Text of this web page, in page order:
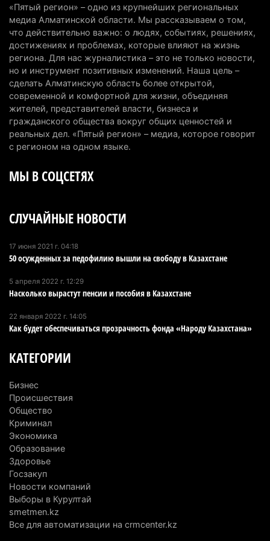
В Алматинской области второй день не могут
потушить пожар в Аксайском ущелье
4 августа 2026 г. 13:02 198
В Алматы приостановили лицензии 350
строительным компаниям
4 августа 2026 г. 12:06
В команде акима Алатау новое назначение: кто
4 августа 2026 г. 11:40
в число регионов с самым большим
4 августа 2026 г. 09:09
производствам»: партия «Әділет» представила в
Актобе план диверсификации
3 августа 2026 г. 20:46
казармы в Конаеве
Спустя 78 лет тигр вновь вернулся в дикую
природу Алматинской области
3 августа 2026 г. 16:16
Кыргызстан обогнал Казахстан по темпам роста
сельского хозяйства. Что это значит для
Алматинской области
3 августа 2026 г. 15:43
На выборах в Курултай можно будет
«Пятый регион» – одно из крупнейших региональных
медиа Алматинской области. Мы рассказываем о том,
что действительно важно: о людях, событиях, решениях,
достижениях и проблемах, которые влияют на жизнь
региона. Для нас журналистика – это не только новости,
но и инструмент позитивных изменений. Наша цель –
сделать Алматинскую область более открытой,
современной и комфортной для жизни, объединяя
жителей, представителей власти, бизнеса и
гражданского общества вокруг общих ценностей и
реальных дел. «Пятый регион» – медиа, которое говорит
с регионом на одном языке.
МЫ В СОЦСЕТЯХ
СЛУЧАЙНЫЕ НОВОСТИ
17 июня 2021 г. 04:18
50 осужденных за педофилию вышли на свободу в Казахстане
5 апреля 2022 г. 12:29
Насколько вырастут пенсии и пособия в Казахстане
22 января 2022 г. 14:05
Как будет обеспечиваться прозрачность фонда «Народу Казахстана»
КАТЕГОРИИ
Бизнес
Происшествия
Общество
Криминал
Экономика
Образование
Здоровье
Госзакуп
Новости компаний
Выборы в Курултай
smetmen.kz
Все для автоматизации на crmcenter.kz